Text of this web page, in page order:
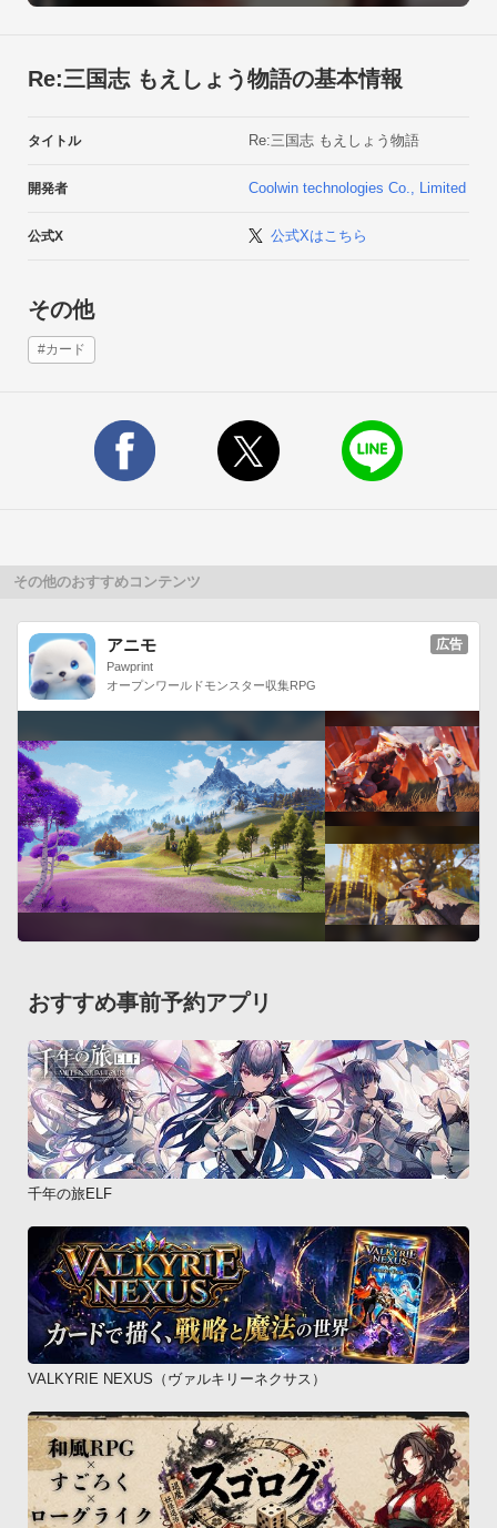
親密達成！大好きな武将の絶対領域をタッチすることができ
Re:三国志 もえしょう物語の基本情報
タイトル Re:三国志 もえしょう物語
開発者 Coolwin technologies Co., Limited
公式X 公式Xはこちら
その他
#カード
その他のおすすめコンテンツ
アニモ
Pawprint
オープンワールドモンスター収集RPG
広告
おすすめ事前予約アプリ
千年の旅ELF
VALKYRIE NEXUS（ヴァルキリーネクサス）